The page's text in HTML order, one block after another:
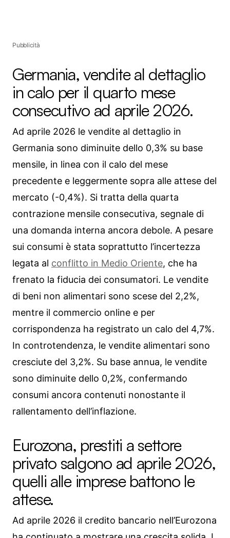
Pubblicità
Germania, vendite al dettaglio
in calo per il quarto mese
consecutivo ad aprile 2026.
Ad aprile 2026 le vendite al dettaglio in
Germania sono diminuite dello 0,3% su base
mensile, in linea con il calo del mese
precedente e leggermente sopra alle attese del
mercato (-0,4%). Si tratta della quarta
contrazione mensile consecutiva, segnale di
una domanda interna ancora debole. A pesare
sui consumi è stata soprattutto l’incertezza
legata al conflitto in Medio Oriente, che ha
frenato la fiducia dei consumatori. Le vendite
di beni non alimentari sono scese del 2,2%,
mentre il commercio online e per
corrispondenza ha registrato un calo del 4,7%.
In controtendenza, le vendite alimentari sono
cresciute del 3,2%. Su base annua, le vendite
sono diminuite dello 0,2%, confermando
consumi ancora contenuti nonostante il
rallentamento dell’inflazione.
Eurozona, prestiti a settore
privato salgono ad aprile 2026,
quelli alle imprese battono le
attese.
Ad aprile 2026 il credito bancario nell’Eurozona